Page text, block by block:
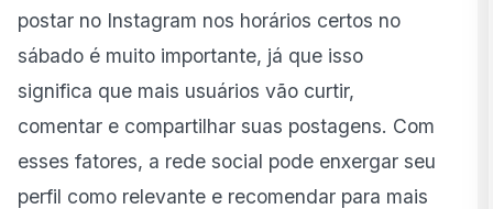
postar no Instagram nos horários certos no
sábado é muito importante, já que isso
significa que mais usuários vão curtir,
comentar e compartilhar suas postagens. Com
esses fatores, a rede social pode enxergar seu
perfil como relevante e recomendar para mais